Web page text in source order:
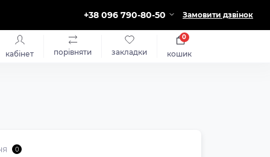
+38 096 790-80-50 Замовити дзвінок
кабінет порівняти закладки кошик
0
0